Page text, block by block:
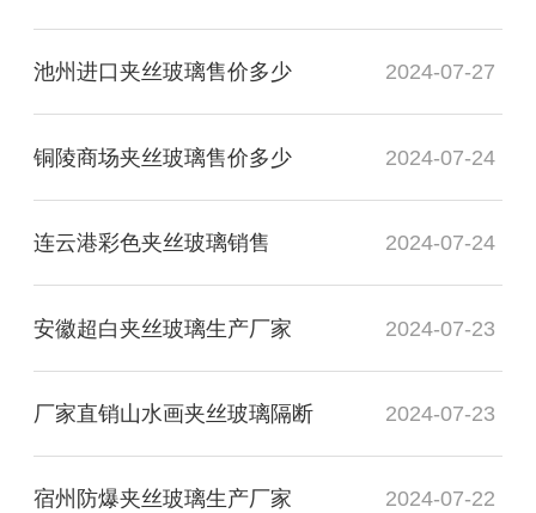
池州进口夹丝玻璃售价多少 2024-07-27
铜陵商场夹丝玻璃售价多少 2024-07-24
连云港彩色夹丝玻璃销售 2024-07-24
安徽超白夹丝玻璃生产厂家 2024-07-23
厂家直销山水画夹丝玻璃隔断 2024-07-23
宿州防爆夹丝玻璃生产厂家 2024-07-22